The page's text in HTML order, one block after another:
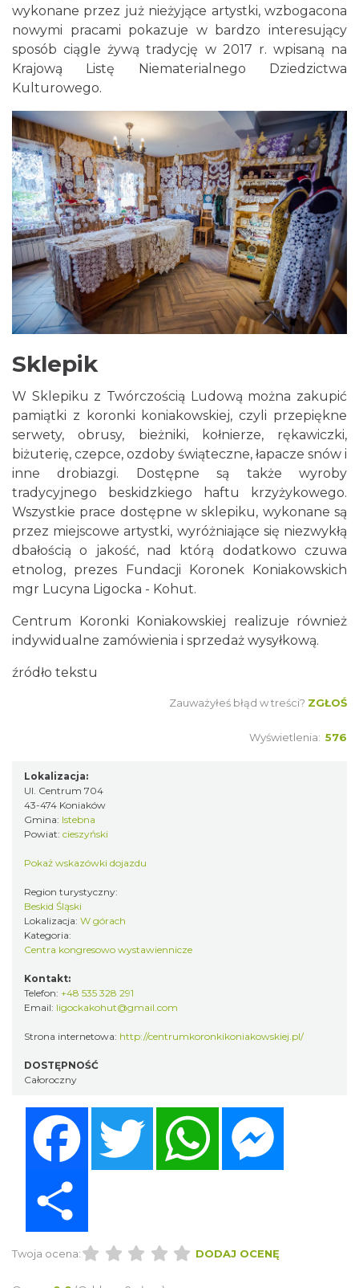
wykonane przez już nieżyjące artystki, wzbogacona
nowymi pracami pokazuje w bardzo interesujący
sposób ciągle żywą tradycję w 2017 r. wpisaną na
Krajową Listę Niematerialnego Dziedzictwa
Kulturowego.
Sklepik
W Sklepiku z Twórczością Ludową można zakupić
pamiątki z koronki koniakowskiej, czyli przepiękne
serwety, obrusy, bieżniki, kołnierze, rękawiczki,
biżuterię, czepce, ozdoby świąteczne, łapacze snów i
inne drobiazgi. Dostępne są także wyroby
tradycyjnego beskidzkiego haftu krzyżykowego.
Wszystkie prace dostępne w sklepiku, wykonane są
przez miejscowe artystki, wyróżniające się niezwykłą
dbałością o jakość, nad którą dodatkowo czuwa
etnolog, prezes Fundacji Koronek Koniakowskich
mgr Lucyna Ligocka - Kohut.
Centrum Koronki Koniakowskiej realizuje również
indywidualne zamówienia i sprzedaż wysyłkową.
źródło tekstu
Zauważyłeś błąd w treści? ZGŁOŚ
Wyświetlenia: 576
Lokalizacja:
Ul. Centrum 704
43-474 Koniaków
Gmina: Istebna
Powiat: cieszyński
Pokaż wskazówki dojazdu
Region turystyczny:
Beskid Śląski
Lokalizacja: W górach
Kategoria:
Centra kongresowo wystawiennicze
Kontakt:
Telefon: +48 535 328 291
Email: ligockakohut@gmail.com
Strona internetowa: http://centrumkoronkikoniakowskiej.pl/
DOSTĘPNOŚĆ
Całoroczny
Twitter WhatsApp
Twoja ocena: DODAJ OCENĘ